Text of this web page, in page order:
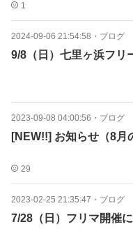
1
2024-09-06 21:54:58 ・ ブログ
9/8（日）七里ヶ浜フリ
2023-09-08 04:00:56 ・ ブログ
[NEW!!] お知らせ（8月
29
2023-02-25 21:35:47 ・ ブログ
7/28（日）フリマ開催